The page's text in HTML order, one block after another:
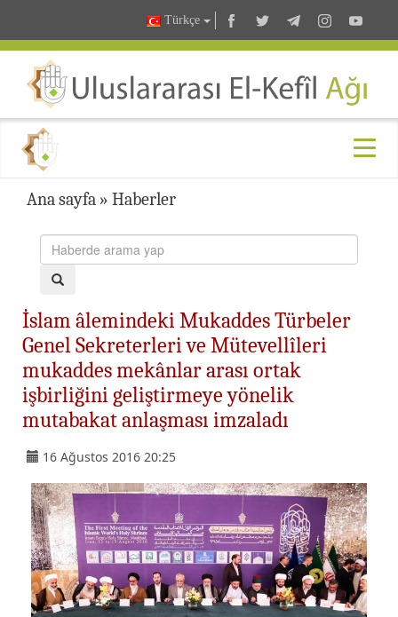
Türkçe
Ana sayfa » Haberler
İslam âlemindeki Mukaddes Türbeler
Genel Sekreterleri ve Mütevellîleri
mukaddes mekânlar arası ortak
işbirliğini geliştirmeye yönelik
mutabakat anlaşması imzaladı
16 Ağustos 2016 20:25